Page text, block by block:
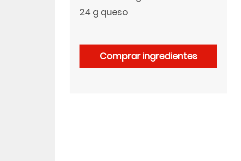
24 g queso
Comprar ingredientes